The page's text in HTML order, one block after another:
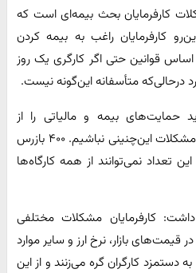
کارفرمایان بحث بیمه‌ای است که
کارفرمایان راغب به بیمه کردن
قوانین حتی اگر کارگری یک روز
درحالی‌که متأسفانه این‌گونه نیست.
حمایت‌های بیمه و مالیاتی را از
کارفرمایان انجام دهد تا شاهد مشکلات این‌چنینی نباشیم. ۴۰۰ بازرس
تعداد نمی‌توانند از همه کارگاه‌ها
کارفرمایان مشکلات مختلفی
قیمت‌های بازار، نرخ ارز و سایر موارد
دستمزد کارگران گره می‌زنند و از این